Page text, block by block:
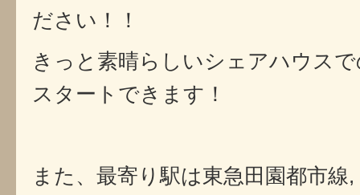
ださい！！
きっと素晴らしいシェアハウス
スタートできます！
また、最寄り駅は東急田園都市線